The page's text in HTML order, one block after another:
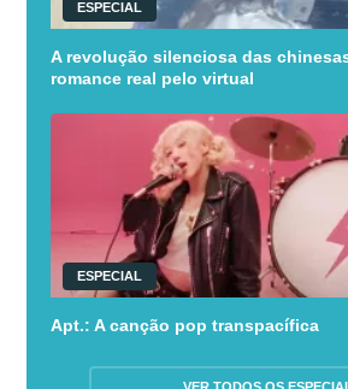
ESPECIAL
A revolução silenciosa das
romance real pelo virtual
ESPECIAL
Apt.: A canção pop transpacífica